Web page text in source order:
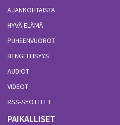
AJANKOHTAISTA
HYVÄ ELÄMÄ
PUHEENVUOROT
HENGELLISYYS
AUDIOT
VIDEOT
RSS-SYÖTTEET
PAIKALLISET